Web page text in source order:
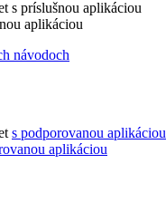
s príslušnou aplikáciou
aplikáciou
návodoch
s podporovanou aplikáciou
aplikáciou